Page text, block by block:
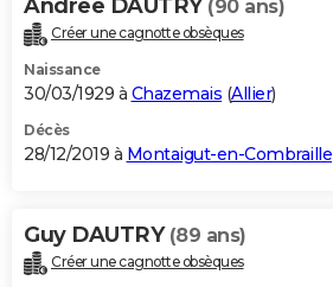
Andree DAUTRY (90 ans)
Créer une cagnotte obsèques
Naissance
30/03/1929 à Chazemais (Allier)
Décès
28/12/2019 à Montaigut-en-Combraille
Guy DAUTRY (89 ans)
Créer une cagnotte obsèques